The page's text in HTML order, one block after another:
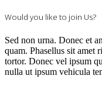
Would you like to join Us?
Sed non urna. Donec et
quam. Phasellus sit amet
tortor. Donec vel ipsum
nulla ut ipsum vehicula